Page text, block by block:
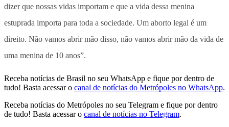
dizer que nossas vidas importam e que a vida dessa menina
estuprada importa para toda a sociedade. Um aborto legal é um
direito. Não vamos abrir mão disso, não vamos abrir mão da vida de
uma menina de 10 anos”.
Receba notícias de Brasil no seu WhatsApp e fique por dentro de
tudo! Basta acessar o canal de notícias do Metrópoles no WhatsApp.
Receba notícias do Metrópoles no seu Telegram e fique por dentro
de tudo! Basta acessar o canal de notícias no Telegram.